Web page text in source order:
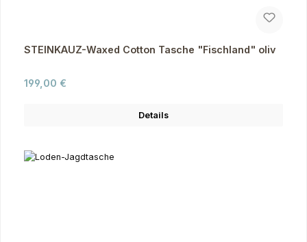
STEINKAUZ-Waxed Cotton Tasche "Fischland" oliv
Regulärer Preis:
199,00 €
Details